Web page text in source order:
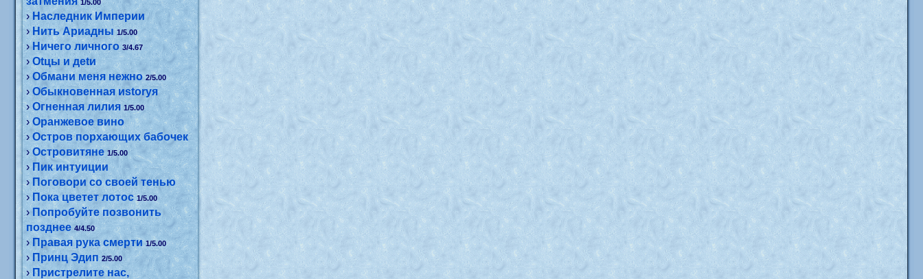
1/5.00
›Наследник Империи
›Нить Ариадны 1/5.00
›Ничего личного 3/4.67
›Оtцы и деtи
›Обмани меня нежно 2/5.00
›Обыкновенная иstоryя
›Огненная лилия 1/5.00
›Оранжевое вино
›Остров порхающих бабочек
›Островитяне 1/5.00
›Пик интуиции
› Поговори со своей тенью
›Пока цветет лотос 1/5.00
› Попробуйте позвонить
позднее 4/4.50
›Правая рука смерти 1/5.00
›Принц Эдип 2/5.00
›Пристрелите нас,